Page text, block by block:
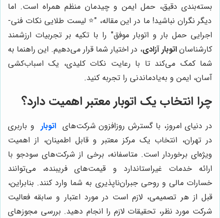
بسته‌بندی دقیق، حمل ایمن و چیدمان منظم همراه است. اما
دیگر نگران نباشید! ما در این مقاله، "⭐️ لیست طلایی نکات فنی-
اجرایی حمل بار و اتوبار موفق" را با تکیه بر تجربیات ارزشمند
کارشناسان اتوبار آزادی، در اختیار شما قرار می‌دهیم. این راهنما به
شما کمک می‌کند تا با رعایت نکات کلیدی، یک اسباب‌کشی
آسان، ایمن و به‌یادماندنی را تجربه کنید.
چرا انتخاب یک اتوبار معتبر اهمیت دارد؟
در دنیای امروز، با گسترش روزافزون شرکت‌های اتوبار و باربری
در تهران، انتخاب یک مرکز معتبر و قابل اطمینان، از اهمیت
ویژه‌ای برخوردار است. متاسفانه، برخی از شرکت‌های سودجو با
ارائه خدمات غیراستاندارد و قیمت‌های فریبنده، می‌توانند
خسارات مالی و روحی جبران‌ناپذیری به شما وارد کنند. بنابراین،
قبل از هر تصمیمی، لازم است در مورد اعتبار و سابقه فعالیت
شرکت مورد نظر، تحقیقات لازم را انجام دهید. بررسی مجوزهای